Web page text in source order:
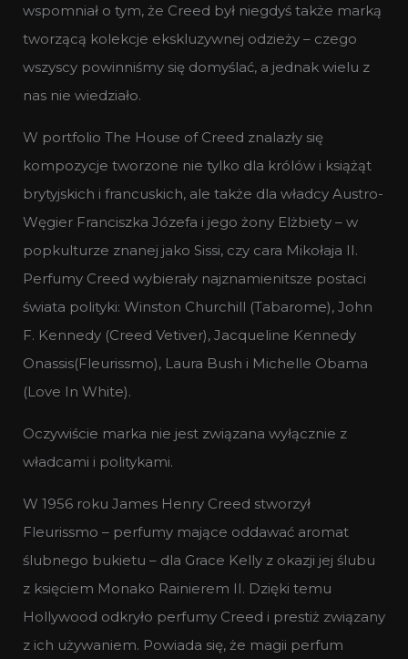
wspomniał o tym, że Creed był niegdyś także marką
tworzącą kolekcje ekskluzywnej odzieży – czego
wszyscy powinniśmy się domyślać, a jednak wielu z
nas nie wiedziało.
W portfolio The House of Creed znalazły się
kompozycje tworzone nie tylko dla królów i książąt
brytyjskich i francuskich, ale także dla władcy Austro-
Węgier Franciszka Józefa i jego żony Elżbiety – w
popkulturze znanej jako Sissi, czy cara Mikołaja II.
Perfumy Creed wybierały najznamienitsze postaci
świata polityki: Winston Churchill (Tabarome), John
F. Kennedy (Creed Vetiver), Jacqueline Kennedy
Onassis(Fleurissmo), Laura Bush i Michelle Obama
(Love In White).
Oczywiście marka nie jest związana wyłącznie z
władcami i politykami.
W 1956 roku James Henry Creed stworzył
Fleurissmo – perfumy mające oddawać aromat
ślubnego bukietu – dla Grace Kelly z okazji jej ślubu
z księciem Monako Rainierem II. Dzięki temu
Hollywood odkryło perfumy Creed i prestiż związany
z ich używaniem. Powiada się, że magii perfum